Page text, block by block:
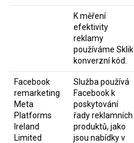
K měření
efektivity
reklamy
používáme Sklik
konverzní kód.
Facebook
remarketing
Meta
Platforms
Ireland
Limited
Služba používá
Facebook k
poskytování
řady reklamních
produktů, jako
jsou nabídky v